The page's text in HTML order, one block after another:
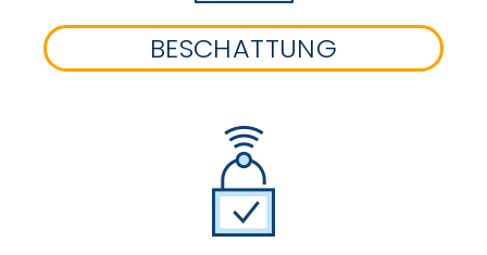
BESCHATTUNG